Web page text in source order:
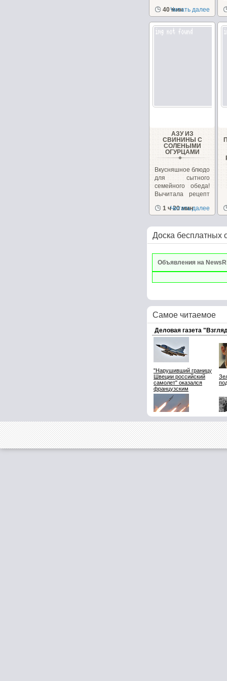
40 мин
Читать далее
АЗУ ИЗ
СВИНИНЫ С
СОЛЕНЫМИ
ОГУРЦАМИ
Вкусняшное блюдо
для сытного
семейного обеда!
Вычитала рецепт
1 ч 20 мин
Читать далее
Доска бесплатных
Объявления на
Самое читаемое